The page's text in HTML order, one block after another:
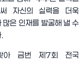
자신의 실력을 더욱
은 인재를 발굴해 낼 수
.
아 금번 제 7회 전국